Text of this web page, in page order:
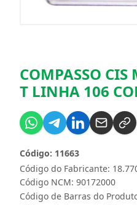
COMPASSO CIS
T LINHA 106
Código do Fabricante:
Código: 11663
Código NCM: 90172000
Código de Barras do